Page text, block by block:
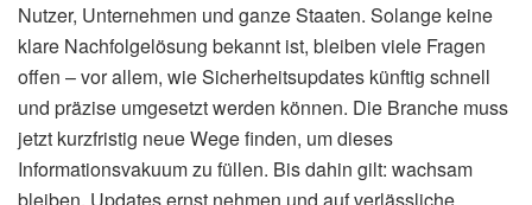
Nutzer, Unternehmen und ganze Staaten. Solange keine
klare Nachfolgelösung bekannt ist, bleiben viele Fragen
offen – vor allem, wie Sicherheitsupdates künftig schnell
und präzise umgesetzt werden können. Die Branche muss
jetzt kurzfristig neue Wege finden, um dieses
Informationsvakuum zu füllen. Bis dahin gilt: wachsam